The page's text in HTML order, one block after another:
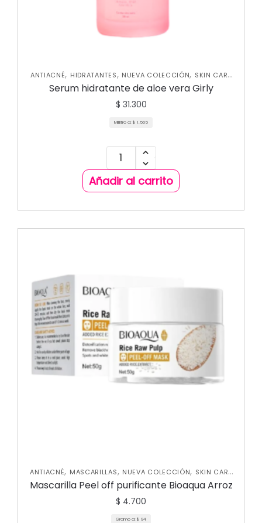
ANTIACNÉ, HIDRATANTES, NUEVA COLECCIÓN, SKIN CARE
FACIAL
Serum hidratante de aloe vera Girly
$ 31.300
Mililitro a: $ 1.565
Añadir al carrito
ANTIACNÉ, MASCARILLAS, NUEVA COLECCIÓN, SKIN CARE
FACIAL
Mascarilla Peel off purificante Bioaqua Arroz
$ 4.700
Gramo a: $ 94